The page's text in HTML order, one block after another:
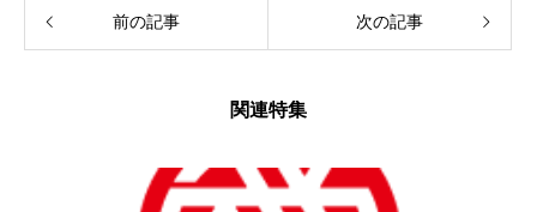
前の記事 次の記事
関連特集